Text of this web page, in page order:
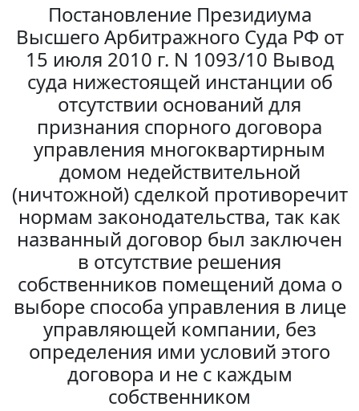
Постановление Президиума
Высшего Арбитражного Суда РФ от
15 июля 2010 г. N 1093/10 Вывод
суда нижестоящей инстанции об
отсутствии оснований для
признания спорного договора
управления многоквартирным
домом недействительной
(ничтожной) сделкой противоречит
нормам законодательства, так как
названный договор был заключен
в отсутствие решения
собственников помещений дома о
выборе способа управления в лице
управляющей компании, без
определения ими условий этого
договора и не с каждым
собственником